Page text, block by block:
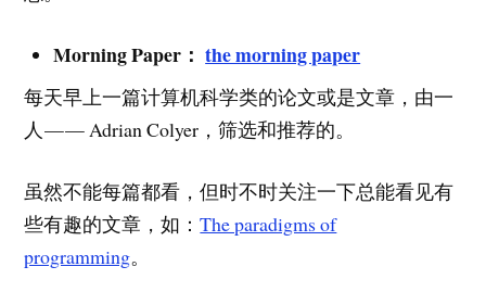
Morning Paper：the morning paper
每天早上一篇计算机科学类的论文或是文章，由一
人 — — Adrian Colyer，筛选和推荐的。
虽然不能每篇都看，但时不时关注一下总能看见有
些有趣的文章，如：The paradigms of
programming。